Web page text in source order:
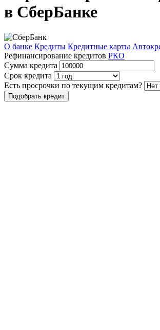
в СберБанке
О банке Кредиты Кредитные карты
Рефинансирование кредитов РКО
Сумма кредита
Срок кредита
Есть просрочки по текущим кредитам?
Подобрать кредит